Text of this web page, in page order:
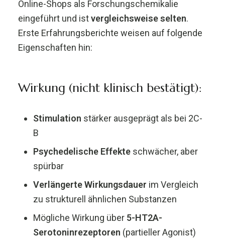
Online-Shops als Forschungschemikalie
eingeführt und istvergleichsweise selten.
Erste Erfahrungsberichte weisen auf folgende
Eigenschaften hin:
Wirkung (nicht klinisch bestätigt):
Stimulation stärker ausgeprägt als bei 2C-
B
Psychedelische Effekteschwächer, aber
spürbar
Verlängerte Wirkungsdauer im Vergleich
zu strukturell ähnlichen Substanzen
Mögliche Wirkung über 5-HT2A-
Serotoninrezeptoren (partieller Agonist)